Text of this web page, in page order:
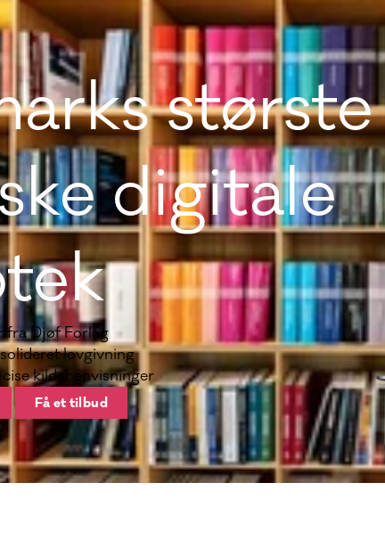
største
digitale
fra Djøf Forlag
lovgivning
kildehenvisninger
Få et tilbud